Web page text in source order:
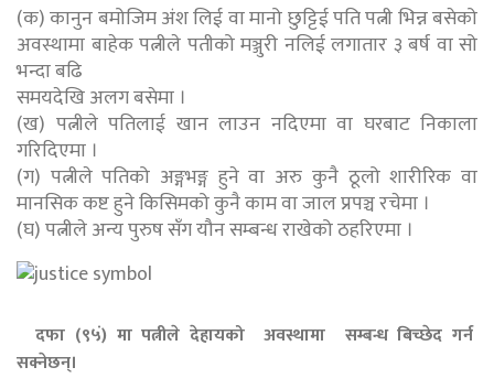
(क) कानुन बमोजिम अंश लिई वा मानो छुट्टिई पति पत्नी भिन्न बसेको
अवस्थामा बाहेक पत्नीले पतीको मञ्जुरी नलिई लगातार ३ बर्ष वा सो
भन्दा बढि
समयदेखि अलग बसेमा ।
(ख) पत्नीले पतिलाई खान लाउन नदिएमा वा घरबाट निकाला
गरिदिएमा ।
(ग) पत्नीले पतिको अङ्गभङ्ग हुने वा अरु कुनै ठूलो शारीरिक वा
मानसिक कष्ट हुने किसिमको कुनै काम वा जाल प्रपञ्च रचेमा ।
(घ) पत्नीले अन्य पुरुष सँग यौन सम्बन्ध राखेको ठहरिएमा ।
दफा (९५ं) मा पत्नीले देहायको अवस्थामा सम्बन्ध बिच्छेद गर्न
सक्नेछन्।